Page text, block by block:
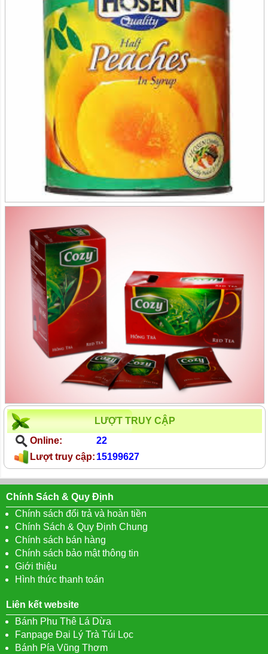
LƯỢT TRUY CẬP
Online:
22
Lượt truy cập: 15199627
Chính Sách & Quy Định
Chính sách đổi trả và hoàn tiền
Chính Sách & Quy Định Chung
Chính sách bán hàng
Chính sách bảo mật thông tin
Giới thiệu
Hình thức thanh toán
Liên kết website
Bánh Phu Thê Lá Dừa
Fanpage Đại Lý Trà Túi Lọc
Bánh Pía Vũng Thơm